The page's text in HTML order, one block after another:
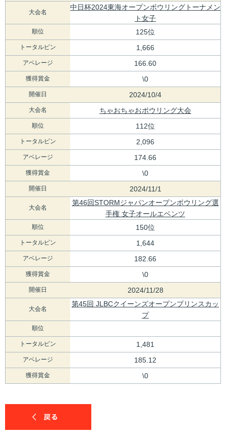
大会名
中日杯2024東海オープンボウリングトーナメン
ト女子
順位 125位
トータルピン 1,666
アベレージ 166.60
獲得賞金 \0
開催日 2024/10/4
大会名 ちゃおちゃおボウリング大会
順位 112位
トータルピン 2,096
アベレージ 174.66
獲得賞金 \0
開催日 2024/11/1
大会名
第46回STORMジャパンオープンボウリング選
手権 女子オールエベンツ
順位 150位
トータルピン 1,644
アベレージ 182.66
獲得賞金 \0
開催日 2024/11/28
大会名
第45回 JLBCクイーンズオープンプリンスカッ
プ
順位
トータルピン 1,481
アベレージ 185.12
獲得賞金 \0